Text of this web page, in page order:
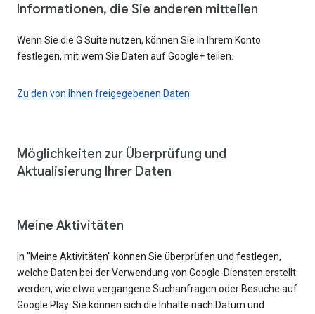
Informationen, die Sie anderen mitteilen
Wenn Sie die G Suite nutzen, können Sie in Ihrem Konto
festlegen, mit wem Sie Daten auf Google+ teilen.
Zu den von Ihnen freigegebenen Daten
Möglichkeiten zur Überprüfung und
Aktualisierung Ihrer Daten
Meine Aktivitäten
In "Meine Aktivitäten" können Sie überprüfen und festlegen,
welche Daten bei der Verwendung von Google-Diensten erstellt
werden, wie etwa vergangene Suchanfragen oder Besuche auf
Google Play. Sie können sich die Inhalte nach Datum und